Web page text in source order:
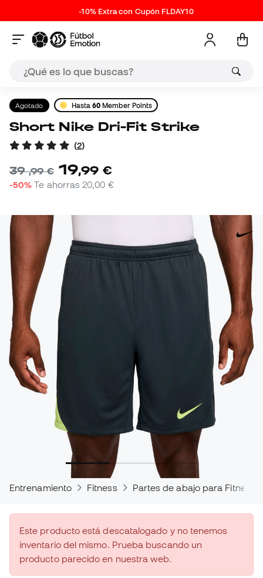
-10% Extra con Cupón FLDAY10
Agotado Hasta60 Member Points
Short Nike Dri-Fit Strike
(2)
39,99 € 19,99 €
-50% Te ahorras 20,00 €
Entrenamiento Fitness Partes de abajo para Fitness
Este producto está descatalogado y no tenemos
inventario del mismo. Prueba buscando un
producto parecido en nuestra web.